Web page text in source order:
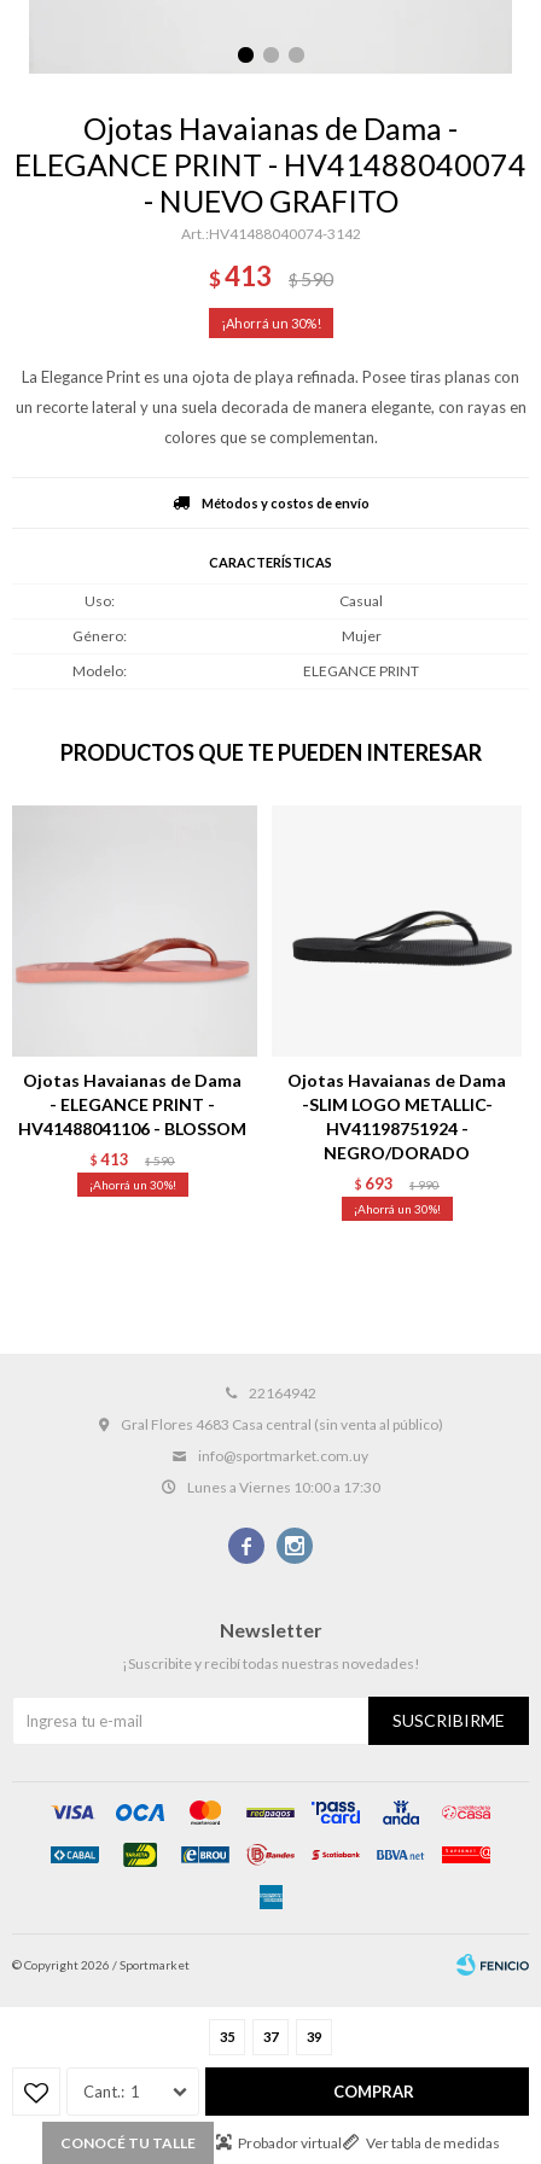
Ojotas Havaianas de Dama -
ELEGANCE PRINT - HV41488040074
- NUEVO GRAFITO
HV41488040074-3142
$413 $590
30
La Elegance Print es una ojota de playa refinada. Posee tiras planas con
un recorte lateral y una suela decorada de manera elegante, con rayas en
colores que se complementan.
35 37 39
1 COMPRAR
CONOCÉ TU TALLE Probador virtual Ver tabla de medidas
Métodos y costos de envío
CARACTERÍSTICAS
Uso
Casual
Género
Mujer
Modelo
ELEGANCE PRINT
PRODUCTOS QUE TE PUEDEN INTERESAR
Ojotas Havaianas de Dama
- ELEGANCE PRINT -
HV41488041106 - BLOSSOM
$ 413 $ 590
30
Ojotas Havaianas de Dama
-SLIM LOGO METALLIC-
HV41198751924 -
NEGRO/DORADO
$ 693 $ 990
30
22164942
Gral Flores 4683 Casa central (sin venta al público)
info@sportmarket.com.uy
Lunes a Viernes 10:00 a 17:30
 
Newsletter
¡Suscribite y recibí todas nuestras novedades!
SUSCRIBIRME
© Copyright 2026 / Sportmarket